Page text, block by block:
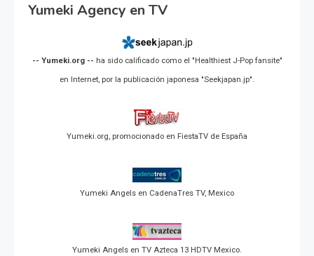
Yumeki Agency en TV
-- Yumeki.org -- ha sido calificado como el "Healthiest J-Pop fansite"
en Internet, por la publicación japonesa "Seekjapan.jp".
Yumeki.org, promocionado en FiestaTV de España
Yumeki Angels en CadenaTres TV, Mexico
Yumeki Angels en TV Azteca 13 HDTV Mexico.